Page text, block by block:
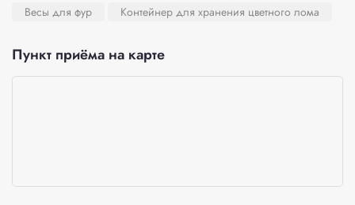
Весы для фур
Контейнер для хранения цветного лома
Пункт приёма на карте